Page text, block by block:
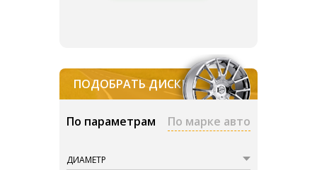
ПОДОБРАТЬ ДИСКИ
По параметрам По марке авто
ДИАМЕТР